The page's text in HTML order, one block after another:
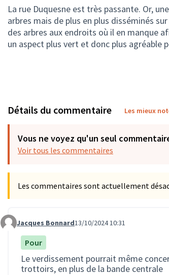
La rue Duquesne est très passante. Or,
arbres mais de plus en plus disséminés
des arbres aux endroits où il en manque
un aspect plus vert et donc plus agréable
Détails du commentaire Les mieux
Vous ne voyez qu'un seul
Voir tous les commentaires
Les commentaires sont actuellement
Commentaire 2345
Jacques Bonnard13/10/2024 10:31
Pour
Le verdissement pourrait même
trottoirs, en plus de la bande centrale